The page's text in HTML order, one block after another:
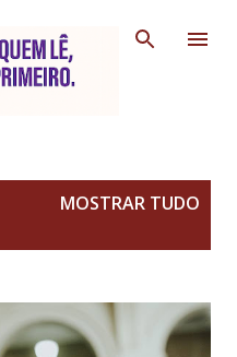
MOSTRAR TUDO